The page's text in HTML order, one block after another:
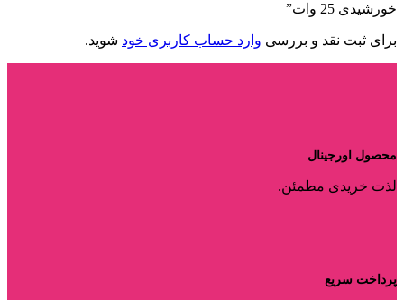
خورشیدی 25 وات”
برای ثبت نقد و بررسی وارد حساب کاربری خود شوید.
محصول اورجینال
لذت خریدی مطمئن.
پرداخت سریع